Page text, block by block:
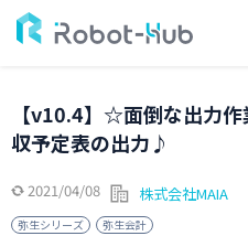
【v10.4】☆面倒な出力
収予定表の出力♪
2021/04/08 株式会社MAIA
弥生シリーズ 弥生会計